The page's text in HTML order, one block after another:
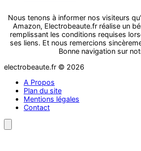
Nous tenons à informer nos visiteurs
Amazon, Electrobeaute.fr réalise un
remplissant les conditions requises
ses liens. Et nous remercions
Bonne navigation sur
electrobeaute.fr © 2026
A Propos
Plan du site
Mentions légales
Contact